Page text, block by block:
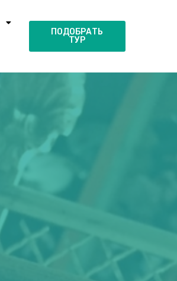
ПОДОБРАТЬ
ТУР